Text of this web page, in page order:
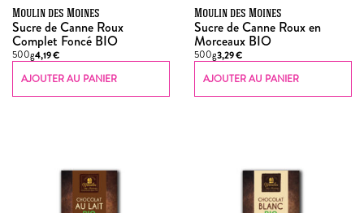
Moulin des Moines
Sucre de Canne Roux
Complet Foncé BIO
500g4,19€
AJOUTER AU PANIER
Moulin des Moines
Sucre de Canne Roux en
Morceaux BIO
500g3,29€
AJOUTER AU PANIER